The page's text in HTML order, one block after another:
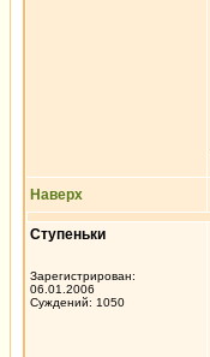
Наверх
Ступеньки
Зарегистрирован:
06.01.2006
Суждений: 1050